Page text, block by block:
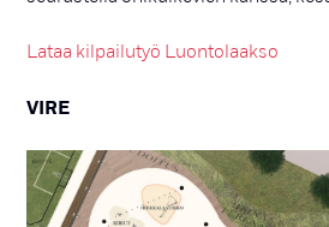
Lataa kilpailutyö Luontolaakso
VIRE